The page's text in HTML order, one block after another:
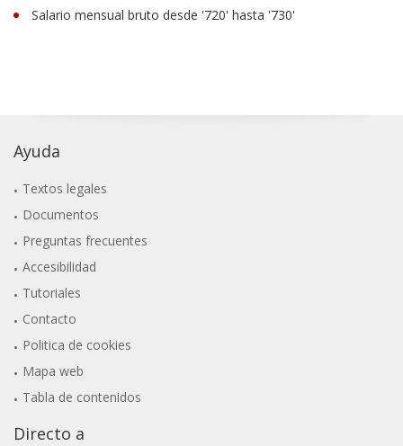
Salario mensual bruto desde '720' hasta '730'
Ayuda
Textos legales
Documentos
Preguntas frecuentes
Accesibilidad
Tutoriales
Contacto
Politica de cookies
Mapa web
Tabla de contenidos
Directo a